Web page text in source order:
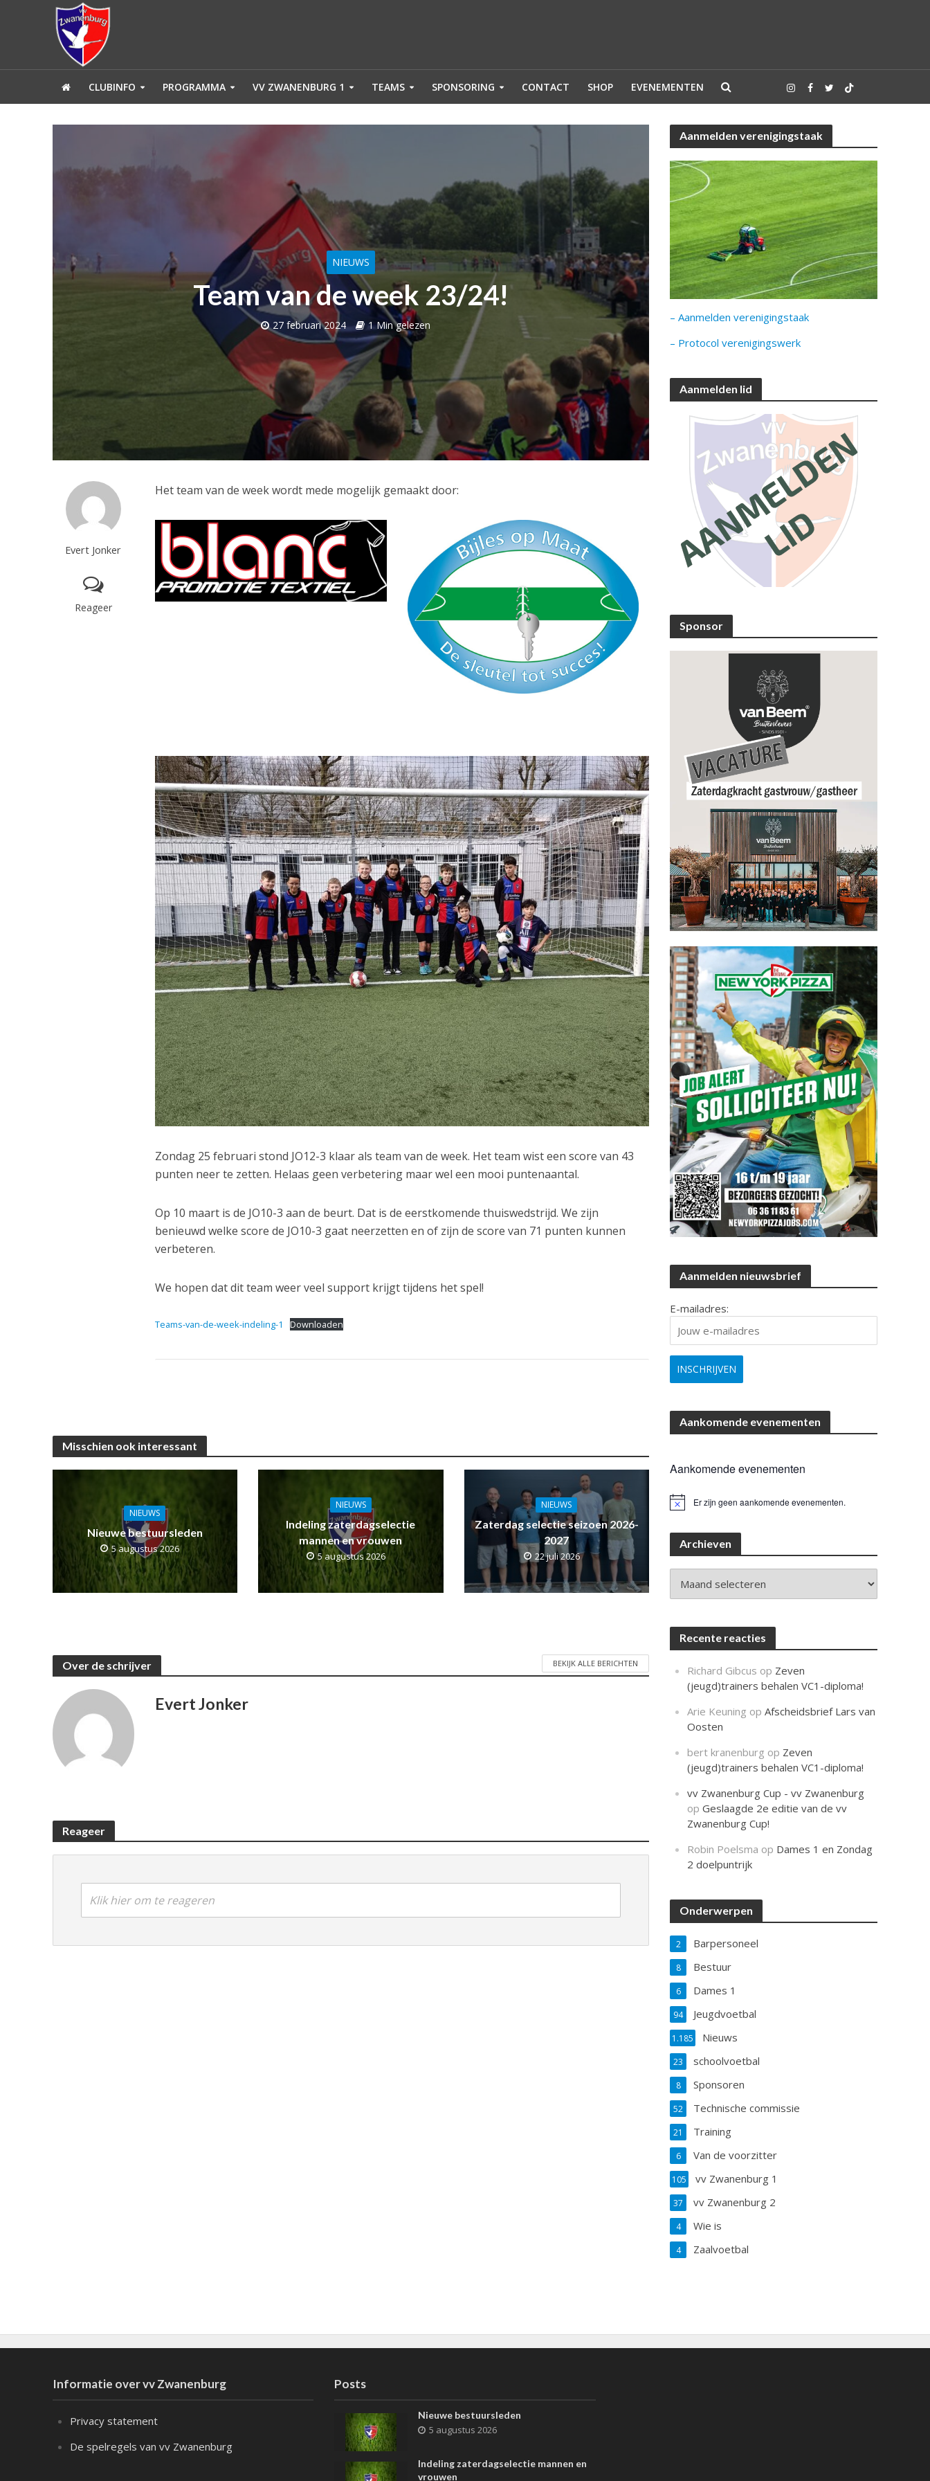
CLUBINFO PROGRAMMA VV ZWANENBURG 1 TEAMS SPONSORING CONTACT SHOP EVENEMENTEN
NIEUWS
Team van de week 23/24!
27 februari 2024 1 Min gelezen
Evert Jonker
Reageer
Het team van de week wordt mede mogelijk gemaakt door:
Zondag 25 februari stond JO12-3 klaar als team van de week. Het team wist een score van 43
punten neer te zetten. Helaas geen verbetering maar wel een mooi puntenaantal.
Op 10 maart is de JO10-3 aan de beurt. Dat is de eerstkomende thuiswedstrijd. We zijn
benieuwd welke score de JO10-3 gaat neerzetten en of zijn de score van 71 punten kunnen
verbeteren.
We hopen dat dit team weer veel support krijgt tijdens het spel!
Teams-van-de-week-indeling-1 Downloaden
Misschien ook interessant
NIEUWS
Nieuwe bestuursleden
5 augustus 2026
NIEUWS
Indeling zaterdagselectie
mannen en vrouwen
5 augustus 2026
NIEUWS
Zaterdag selectie seizoen 2026-
2027
22 juli 2026
Over de schrijver BEKIJK ALLE BERICHTEN
Evert Jonker
Reageer
Klik hier om te reageren
Aanmelden verenigingstaak
– Aanmelden verenigingstaak
– Protocol verenigingswerk
Aanmelden lid
Sponsor
Aanmelden nieuwsbrief
E-mailadres:
Aankomende evenementen
Aankomende evenementen
B
t
Er zijn geen aankomende evenementen.
Archieven
Recente reacties
Richard Gibcus op Zeven
(jeugd)trainers behalen VC1-diploma!
Arie Keuning opAfscheidsbrief Lars van
Oosten
bert kranenburg op Zeven
(jeugd)trainers behalen VC1-diploma!
vv Zwanenburg Cup - vv Zwanenburg
opGeslaagde 2e editie van de vv
Zwanenburg Cup!
Robin Poelsma op Dames 1 en Zondag
2 doelpuntrijk
Onderwerpen
Barpersoneel
2
Bestuur
8
Dames 1
6
Jeugdvoetbal
94
Nieuws
1.185
schoolvoetbal
23
Sponsoren
8
Technische commissie
52
Training
21
Van de voorzitter
6
vv Zwanenburg 1
105
vv Zwanenburg 2
37
Wie is
4
Zaalvoetbal
4
Informatie over vv Zwanenburg
Privacy statement
De spelregels van vv Zwanenburg
Posts
Nieuwe bestuursleden
5 augustus 2026
Indeling zaterdagselectie mannen en
vrouwen